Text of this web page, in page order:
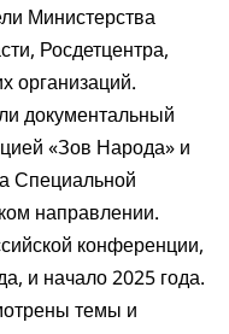
Министерства
Росдетцентра,
организаций.
документальный
«Зов Народа» и
Специальной
направлении.
конференции,
и начало 2025 года.
темы и